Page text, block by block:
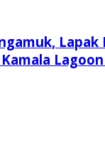
Lapak